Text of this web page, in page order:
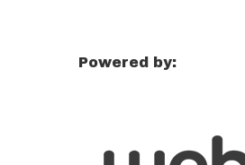
Powered by: